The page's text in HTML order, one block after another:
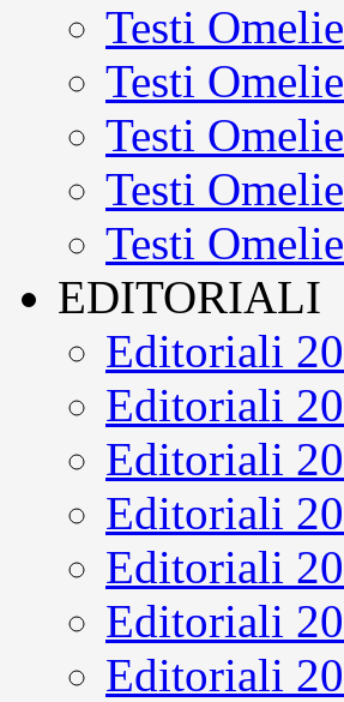
Testi
Testi
Testi
Testi
Testi
EDITORIALI
Editoriali
Editoriali
Editoriali
Editoriali
Editoriali
Editoriali
Editoriali